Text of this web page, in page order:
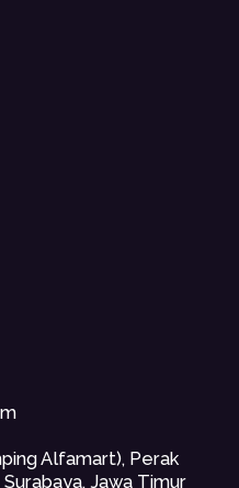
Alfamart), Perak
Jawa Timur